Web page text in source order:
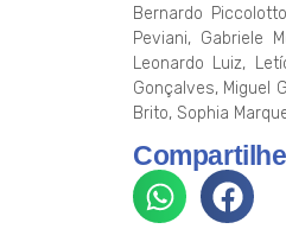
Bernardo
Peviani, Gabriele
Leonardo Luiz,
Gonçalves, Miguel
Brito, Sophia